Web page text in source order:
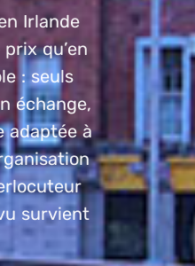
Irlande
qu’en
: seuls
échange,
adaptée à
survient